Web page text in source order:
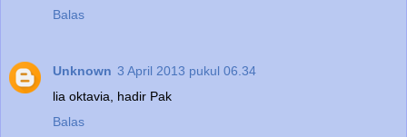
Balas
Unknown 3 April 2013 pukul 06.34
lia oktavia, hadir Pak
Balas